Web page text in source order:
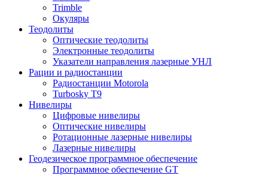
Trimble
Окуляры
Теодолиты
Оптические теодолиты
Электронные теодолиты
Указатели направления лазерные УНЛ
Рации и радиостанции
Радиостанции Motorola
Turbosky T9
Нивелиры
Цифровые нивелиры
Оптические нивелиры
Ротационные лазерные нивелиры
Лазерные нивелиры
Геодезическое программное обеспечение
Программное обеспечение GT